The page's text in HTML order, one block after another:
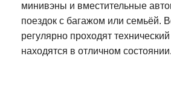
минивэны и вместительные
поездок с багажом или семьёй.
регулярно проходят
находятся в отличном состоянии.